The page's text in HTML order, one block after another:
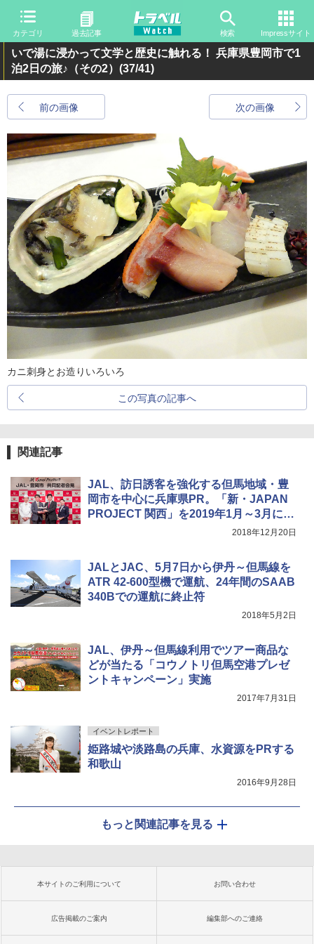
カテゴリ 過去記事 検索 Impressサイト
いで湯に浸かって文学と歴史に触れる！ 兵庫県豊岡市で1
泊2日の旅♪（その2） (37/41)
前の画像 次の画像
カニ刺身とお造りいろいろ
この写真の記事へ
関連記事
JAL、訪日誘客を強化する但馬地域・豊
岡市を中心に兵庫県PR。「新・JAPAN
PROJECT 関西」を2019年1月～3月に展
2018年12月20日
JALとJAC、5月7日から伊丹～但馬線を
ATR 42-600型機で運航、24年間のSAAB
340Bでの運航に終止符
2018年5月2日
JAL、伊丹～但馬線利用でツアー商品な
どが当たる「コウノトリ但馬空港プレゼ
ントキャンペーン」実施
2017年7月31日
イベントレポート
姫路城や淡路島の兵庫、水資源をPRする
和歌山
2016年9月28日
もっと関連記事を見る
本サイトのご利用について お問い合わせ
広告掲載のご案内 編集部へのご連絡